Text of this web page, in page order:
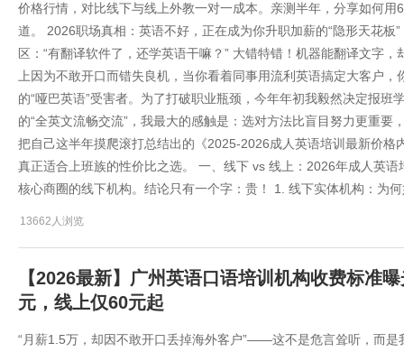
价格行情，对比线下与线上外教一对一成本。亲测半年，分享如何
道。 2026职场真相：英语不好，正在成为你升职加薪的“隐形天花
区：“有翻译软件了，还学英语干嘛？” 大错特错！机器能翻译文字
上因为不敢开口而错失良机，当你看着同事用流利英语搞定大客户
的“哑巴英语”受害者。为了打破职业瓶颈，今年年初我毅然决定报班
的“全英文流畅交流”，我最大的感触是：选对方法比盲目努力更重
把自己这半年摸爬滚打总结出的《2025-2026成人英语培训最新价
真正适合上班族的性价比之选。 一、线下 vs 线上：2026年成人英
核心商圈的线下机构。结论只有一个字：贵！ 1. 线下实体机构：为
13662人浏览
【2026最新】广州英语口语培训机构收费标准
元，线上仅60元起
“月薪1.5万，却因不敢开口丢掉海外客户”——这不是危言耸听，而